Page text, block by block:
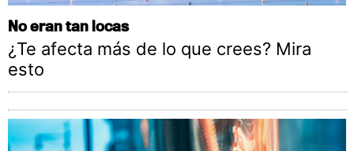
No eran tan locas
¿Te afecta más de lo que crees? Mira
esto